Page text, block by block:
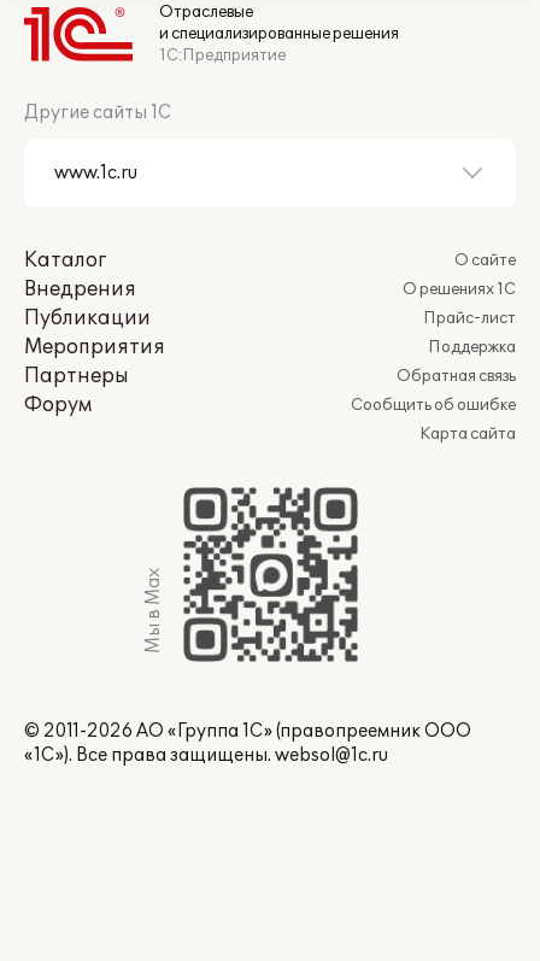
Отраслевые
и специализированные решения
1С:Предприятие
Другие сайты 1С
Каталог
Внедрения
Публикации
Мероприятия
Партнеры
Форум
О сайте
О решениях 1С
Прайс-лист
Поддержка
Обратная связь
Сообщить об ошибке
Карта сайта
Мы в Max
© 2011-2026 АО «Группа 1С» (правопреемник ООО
«1С»). Все права защищены. websol@1c.ru